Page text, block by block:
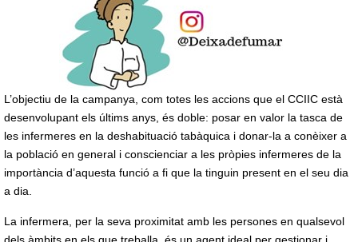
L’objectiu de la campanya, com totes les accions que el CCIIC està
desenvolupant els últims anys, és doble: posar en valor la tasca de
les infermeres en la deshabituació tabàquica i donar-la a conèixer a
la població en general i conscienciar a les pròpies infermeres de la
importància d’aquesta funció a fi que la tinguin present en el seu dia
a dia.
La infermera, per la seva proximitat amb les persones en qualsevol